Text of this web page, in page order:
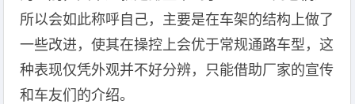
所以会如此称呼自己，主要是在车架的结构上做了
一些改进，使其在操控上会优于常规通路车型，这
种表现仅凭外观并不好分辨，只能借助厂家的宣传
和车友们的介绍。